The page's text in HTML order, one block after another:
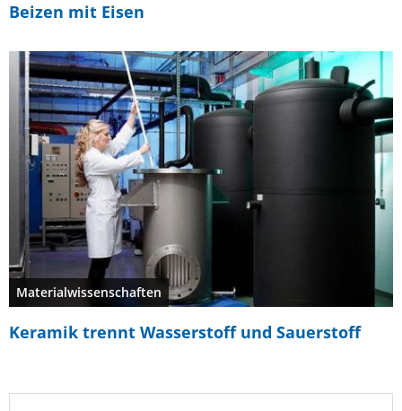
Beizen mit Eisen
Materialwissenschaften
Keramik trennt Wasserstoff und Sauerstoff